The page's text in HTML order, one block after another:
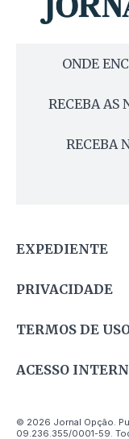
ONDE
RECEBA AS
RECEBA
EXPEDIENTE
PRIVACIDADE
TERMOS DE
ACESSO
© 2026 Jornal Opção.
09.236.355/0001-59.